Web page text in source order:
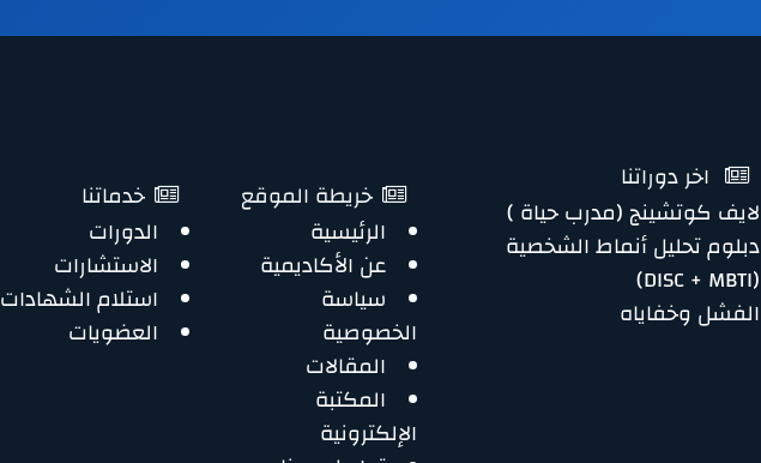
اخر دوراتنا
لايف كوتشينج (مدرب حياة )
دبلوم تحليل أنماط الشخصية
(DISC + MBTI)
الفشل وخفاياه
خريطة الموقع
الرئيسية
عن الأكاديمية
سياسة
الخصوصية
المقالات
المكتبة
الإلكترونية
خدماتنا
الدورات
الاستشارات
استلام الشهادات
العضويات